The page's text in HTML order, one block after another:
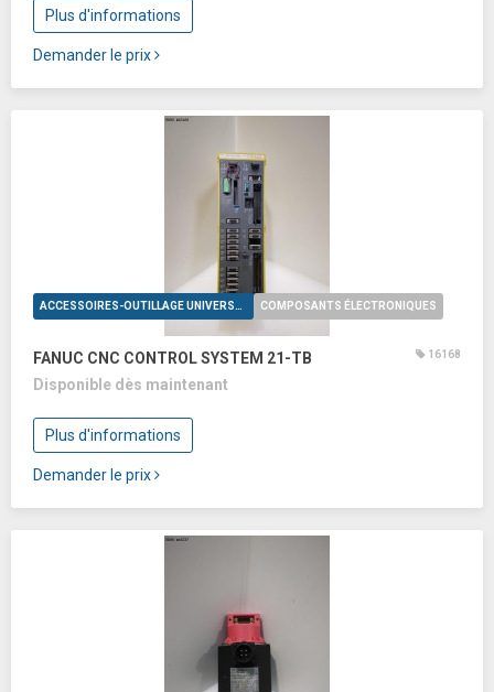
Plus d'informations
Demander le prix
ACCESSOIRES-OUTILLAGE UNIVERSELS COMPOSANTS ÉLECTRONIQUES
FANUC CNC CONTROL SYSTEM 21-TB 16168
Disponible dès maintenant
Plus d'informations
Demander le prix